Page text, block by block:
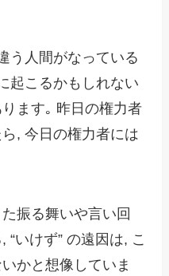
う人間がなっている
起こるかもしれない
ます｡ 昨日の権力者
, 今日の権力者には
振る舞いや言い回
“いけず” の遠因は, こ
かと想像していま